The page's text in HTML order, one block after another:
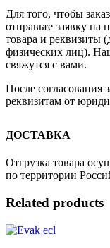
Для того, чтобы
отправьте заявку на
товара и
физических лиц).
свяжутся с вами.
После согласования
реквизитам от
ДОСТАВКА
Отгрузка товара
по территории
Related products